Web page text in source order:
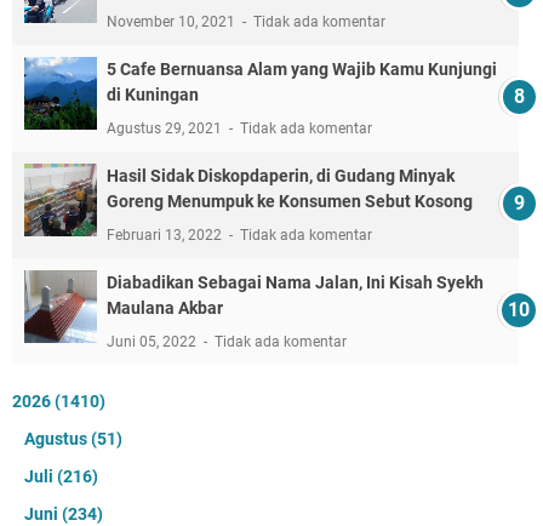
November 10, 2021 Tidak ada komentar
5 Cafe Bernuansa Alam yang Wajib Kamu Kunjungi
di Kuningan
Agustus 29, 2021 Tidak ada komentar
Hasil Sidak Diskopdaperin, di Gudang Minyak
Goreng Menumpuk ke Konsumen Sebut Kosong
Februari 13, 2022 Tidak ada komentar
Diabadikan Sebagai Nama Jalan, Ini Kisah Syekh
Maulana Akbar
Juni 05, 2022 Tidak ada komentar
2026(1410)
Agustus(51)
Juli (216)
Juni (234)